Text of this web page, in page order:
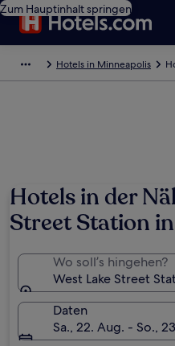
Zum Hauptinhalt springen
Hotels in Minneapolis
Hotels in der
Street Station
Wo soll’s hingehen?
West Lake Street
Daten
Sa., 22. Aug. - So.,